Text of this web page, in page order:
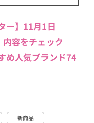
ー】11月1日
内容をチェック
め人気ブランド74
新商品